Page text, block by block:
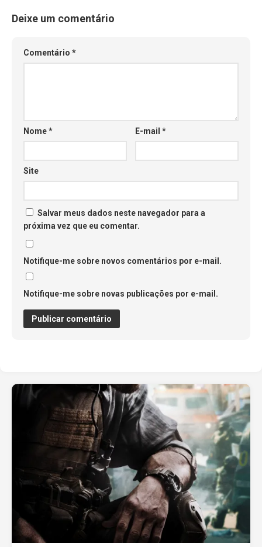
Deixe um comentário
Comentário *
Nome* E-mail*
Site
Salvar meus dados neste navegador para a
próxima vez que eu comentar.
Notifique-me sobre novos comentários por e-mail.
Notifique-me sobre novas publicações por e-mail.